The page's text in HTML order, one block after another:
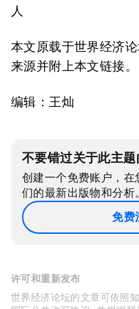
人
本文原载于世界经济
来源并附上本文链接。
编辑：王灿
不要错过关于此主题
创建一个免费账户，
们的最新出版物和分析。
免费
许可和重新发布
世界经济论坛的文章可依照